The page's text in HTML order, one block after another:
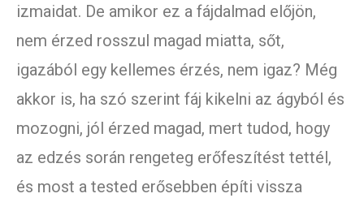
izmaidat. De amikor ez a fájdalmad előjön,
nem érzed rosszul magad miatta, sőt,
igazából egy kellemes érzés, nem igaz? Még
akkor is, ha szó szerint fáj kikelni az ágyból és
mozogni, jól érzed magad, mert tudod, hogy
az edzés során rengeteg erőfeszítést tettél,
és most a tested erősebben építi vissza